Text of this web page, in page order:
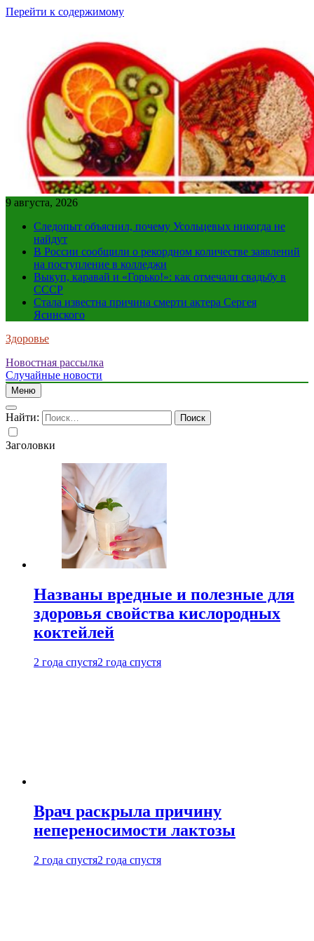
Перейти к содержимому
9 августа, 2026
Следопыт объяснил, почему Усольцевых никогда не
найдут
В России сообщили о рекордном количестве заявлений
на поступление в колледжи
Выкуп, каравай и «Горько!»: как отмечали свадьбу в
СССР
Стала известна причина смерти актера Сергея
Ясинского
Здоровье
Новостная рассылка
Случайные новости
Меню
Найти:
Заголовки
Названы вредные и полезные для
здоровья свойства кислородных
коктейлей
2 года спустя2 года спустя
Врач раскрыла причину
непереносимости лактозы
2 года спустя2 года спустя